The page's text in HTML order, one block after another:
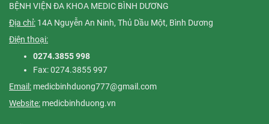
BỆNH VIỆN ĐA KHOA MEDIC BÌNH DƯƠNG
Địa chỉ: 14A Nguyễn An Ninh, Thủ Dầu Một, Bình Dương
Điện thoại:
0274.3855 998
Fax: 0274.3855 997
Email: medicbinhduong777@gmail.com
Website: medicbinhduong.vn